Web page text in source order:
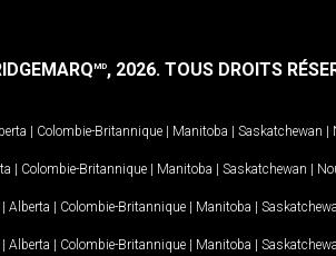
MD, 2026. TOUS DROITS
| Colombie-Britannique | Manitoba | Saskatchewan |
| Colombie-Britannique | Manitoba | Saskatchewan |
| Alberta | Colombie-Britannique | Manitoba |
| Alberta | Colombie-Britannique | Manitoba |